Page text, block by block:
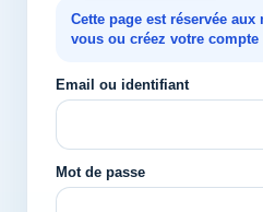
Cette page est réservée
vous ou créez votre
Email ou identifiant
Mot de passe